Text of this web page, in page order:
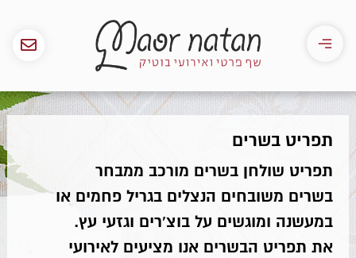
תפריט בשרים
תפריט שולחן בשרים מורכב ממבחר
בשרים משובחים הנצלים בגריל פחמים או
במעשנה ומוגשים על בוצ'רים וגזעי עץ.
את תפריט הבשרים אנו מציעים לאירועי